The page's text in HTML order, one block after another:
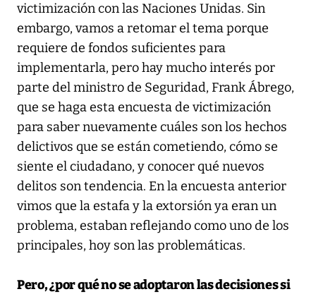
victimización con las Naciones Unidas. Sin
embargo, vamos a retomar el tema porque
requiere de fondos suficientes para
implementarla, pero hay mucho interés por
parte del ministro de Seguridad, Frank Ábrego,
que se haga esta encuesta de victimización
para saber nuevamente cuáles son los hechos
delictivos que se están cometiendo, cómo se
siente el ciudadano, y conocer qué nuevos
delitos son tendencia. En la encuesta anterior
vimos que la estafa y la extorsión ya eran un
problema, estaban reflejando como uno de los
principales, hoy son las problemáticas.
Pero, ¿por qué no se adoptaron las decisiones si